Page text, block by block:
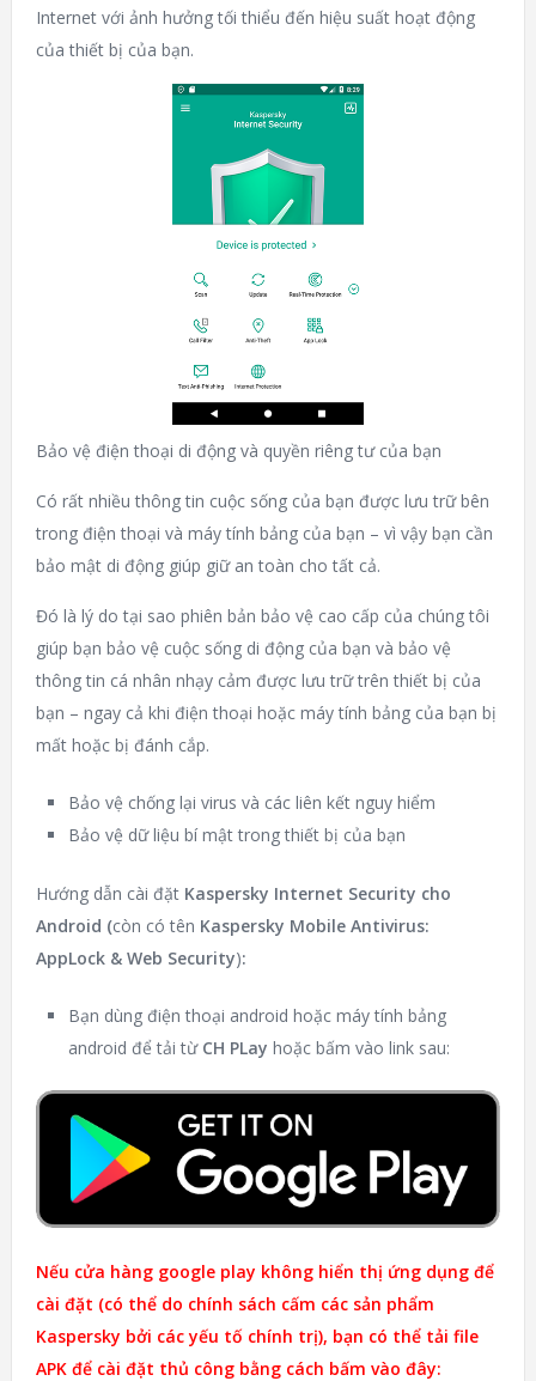
Internet với ảnh hưởng tối thiểu đến hiệu suất hoạt động
của thiết bị của bạn.
Bảo vệ điện thoại di động và quyền riêng tư của bạn
Có rất nhiều thông tin cuộc sống của bạn được lưu trữ bên
trong điện thoại và máy tính bảng của bạn – vì vậy bạn cần
bảo mật di động giúp giữ an toàn cho tất cả.
Đó là lý do tại sao phiên bản bảo vệ cao cấp của chúng tôi
giúp bạn bảo vệ cuộc sống di động của bạn và bảo vệ
thông tin cá nhân nhạy cảm được lưu trữ trên thiết bị của
bạn – ngay cả khi điện thoại hoặc máy tính bảng của bạn bị
mất hoặc bị đánh cắp.
Bảo vệ chống lại virus và các liên kết nguy hiểm
Bảo vệ dữ liệu bí mật trong thiết bị của bạn
Hướng dẫn cài đặt Kaspersky Internet Security cho
Android (còn có tên Kaspersky Mobile Antivirus:
AppLock & Web Security):
Bạn dùng điện thoại android hoặc máy tính bảng
android để tải từ CH PLay hoặc bấm vào link sau:
Nếu cửa hàng google play không hiển thị ứng dụng để
cài đặt (có thể do chính sách cấm các sản phẩm
Kaspersky bởi các yếu tố chính trị), bạn có thể tải file
APK để cài đặt thủ công bằng cách bấm vào đây: